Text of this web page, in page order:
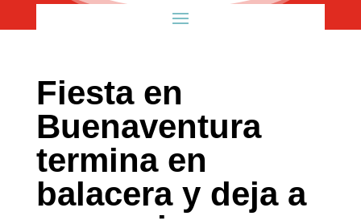
Fiesta en
Buenaventura
termina en
balacera y deja a